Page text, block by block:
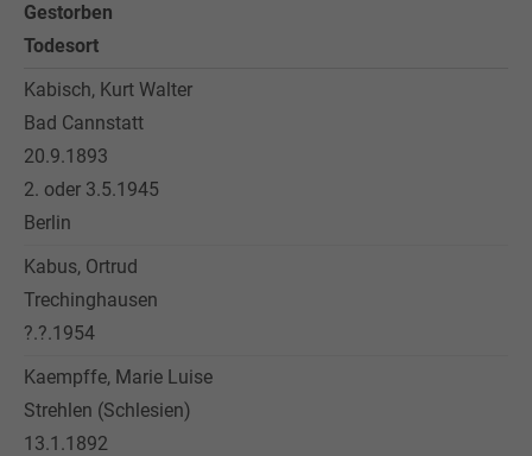
Gestorben
Todesort
Kabisch, Kurt Walter
Bad Cannstatt
20.9.1893
2. oder 3.5.1945
Berlin
Kabus, Ortrud
Trechinghausen
?.?.1954
Kaempffe, Marie Luise
Strehlen (Schlesien)
13.1.1892